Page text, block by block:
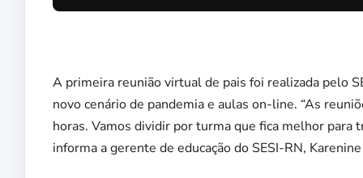
A primeira reunião virtual de pais foi realizada pelo
novo cenário de pandemia e aulas on-line. “As
horas. Vamos dividir por turma que fica melhor para
informa a gerente de educação do SESI-RN,